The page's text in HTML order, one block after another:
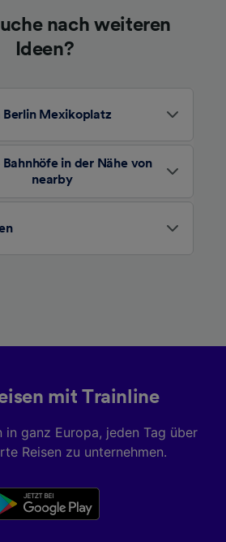
nach weiteren
Ideen?
Berlin Mexikoplatz
Bahnhöfe in der Nähe von
nearby
mit Trainline
in ganz Europa, jeden Tag über
Reisen zu unternehmen.